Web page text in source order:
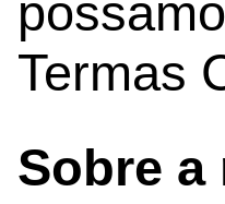
Termas
Sobre a